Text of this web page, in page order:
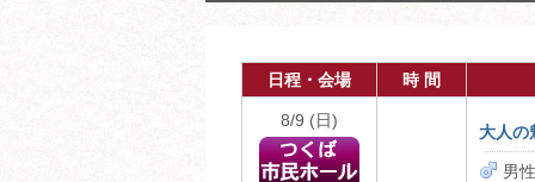
日程・会場 時 間
8/9 (日)
大人
男